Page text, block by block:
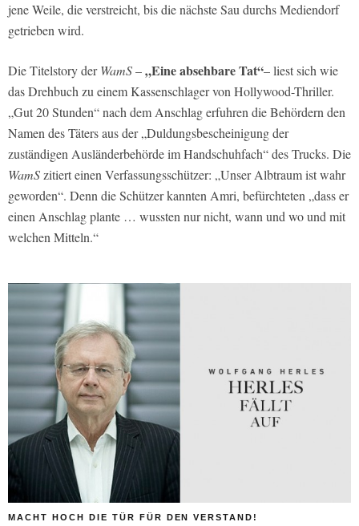
jene Weile, die verstreicht, bis die nächste Sau durchs Mediendorf
getrieben wird.
Die Titelstory derWamS–„Eine absehbare Tat“– liest sich wie
das Drehbuch zu einem Kassenschlager von Hollywood-Thriller.
„Gut 20 Stunden“ nach dem Anschlag erfuhren die Behördern den
Namen des Täters aus der „Duldungsbescheinigung der
zuständigen Ausländerbehörde im Handschuhfach“ des Trucks. Die
WamSzitiert einen Verfassungsschützer: „Unser Albtraum ist wahr
geworden“. Denn die Schützer kannten Amri, befürchteten „dass er
einen Anschlag plante … wussten nur nicht, wann und wo und mit
welchen Mitteln.“
MACHT HOCH DIE TÜR FÜR DEN VERSTAND!